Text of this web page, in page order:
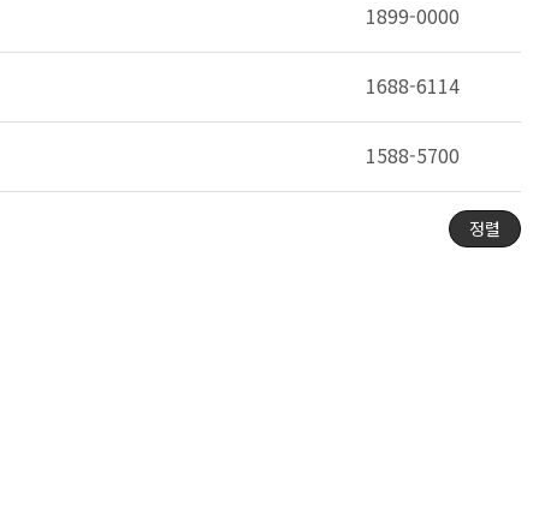
1899-0000
1688-6114
1588-5700
정렬